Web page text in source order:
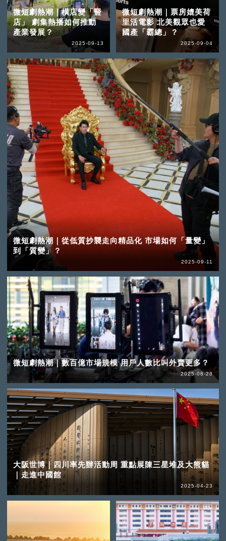
微短劇熱潮｜橫店變「豎
店」 劇集熱播如何推動
產業發展？
2025-09-13
微短劇熱潮｜從低質抄襲走向精品化 市場如何「量變」
到「質變」？
2025-09-11
微短劇熱潮｜票房媲美荷
里活電影 北美觀眾也愛
國產「霸總」？
2025-09-04
微短劇熱潮｜數百億市場規模 用戶人數比叫外賣更多？
2025-08-28
大阪世博｜四川率先辦活動周 重點展陳三星堆及大熊貓
｜走進中國館
2025-04-23